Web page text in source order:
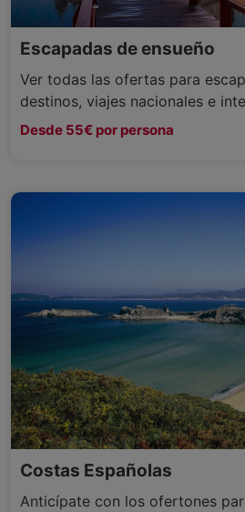
Escapadas de ensueño
Ver todas las ofertas para
destinos, viajes nacionales e
Desde 55€ por persona
Costas Españolas
Anticípate con los ofertones